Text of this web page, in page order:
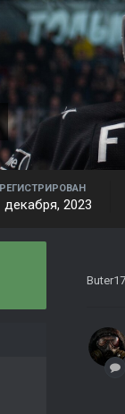
декабря, 2023